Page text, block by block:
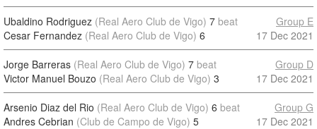
Ubaldino Rodriguez (Real Aero Club de Vigo) 7 beat
Cesar Fernandez (Real Aero Club de Vigo) 6
Group E
17 Dec 2021
Jorge Barreras (Real Aero Club de Vigo) 7 beat
Victor Manuel Bouzo (Real Aero Club de Vigo) 3
Group D
17 Dec 2021
Arsenio Diaz del Rio (Real Aero Club de Vigo) 6 beat
Andres Cebrian (Club de Campo de Vigo) 5
Group G
17 Dec 2021